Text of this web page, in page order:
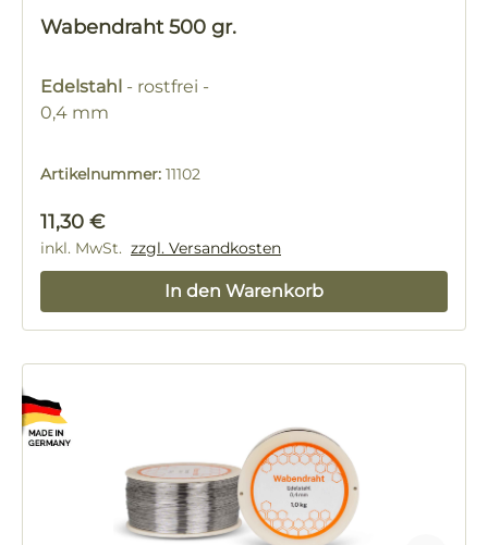
Wabendraht 500 gr.
Edelstahl - rostfrei -
0,4 mm
Artikelnummer: 11102
Regulärer Preis:
11,30 €
inkl. MwSt. zzgl. Versandkosten
In den Warenkorb